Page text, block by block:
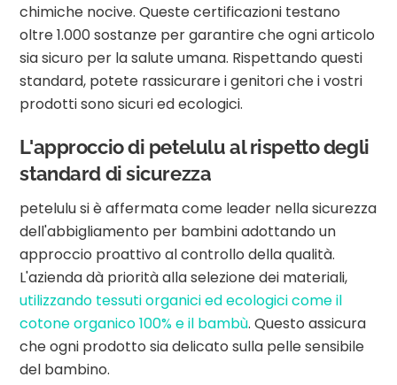
chimiche nocive. Queste certificazioni testano
oltre 1.000 sostanze per garantire che ogni articolo
sia sicuro per la salute umana. Rispettando questi
standard, potete rassicurare i genitori che i vostri
prodotti sono sicuri ed ecologici.
L'approccio di petelulu al rispetto degli
standard di sicurezza
petelulu si è affermata come leader nella sicurezza
dell'abbigliamento per bambini adottando un
approccio proattivo al controllo della qualità.
L'azienda dà priorità alla selezione dei materiali,
utilizzando tessuti organici ed ecologici come il
cotone organico 100% e il bambù. Questo assicura
che ogni prodotto sia delicato sulla pelle sensibile
del bambino.